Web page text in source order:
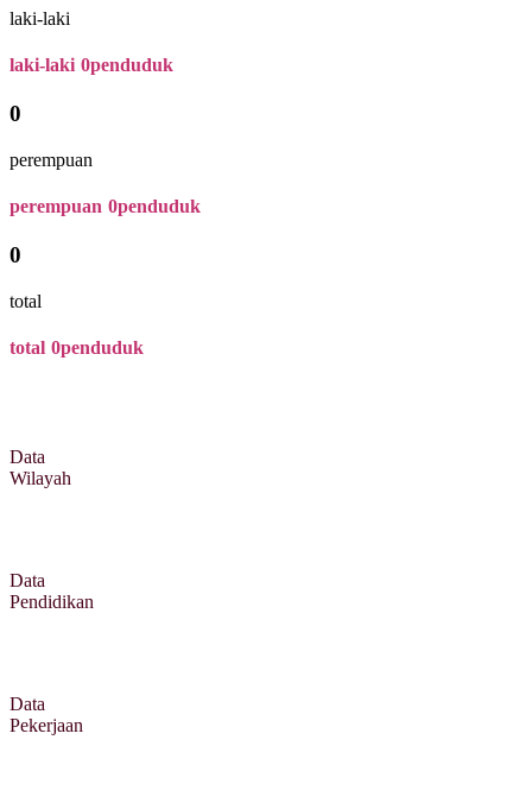
laki-laki
laki-laki 0penduduk
0
perempuan
perempuan 0penduduk
0
total
total 0penduduk
Data
Wilayah
Data
Pendidikan
Data
Pekerjaan